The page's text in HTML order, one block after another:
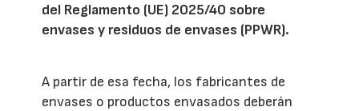
del Reglamento (UE) 2025/40 sobre
envases y residuos de envases (PPWR).
A partir de esa fecha, los fabricantes de
envases o productos envasados deberán